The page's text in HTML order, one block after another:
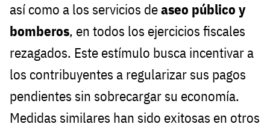
así como a los servicios deaseo público y
bomberos, en todos los ejercicios fiscales
rezagados. Este estímulo busca incentivar a
los contribuyentes a regularizar sus pagos
pendientes sin sobrecargar su economía.
Medidas similares han sido exitosas en otros